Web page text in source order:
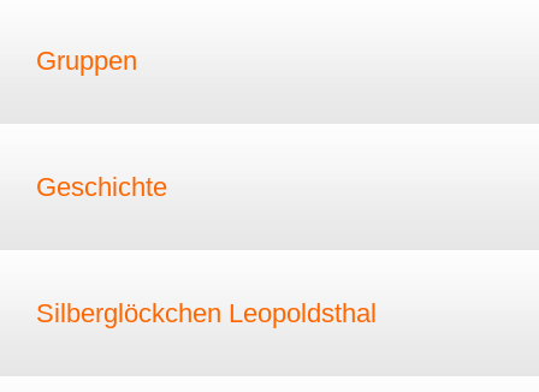
Gruppen
Geschichte
Silberglöckchen Leopoldsthal